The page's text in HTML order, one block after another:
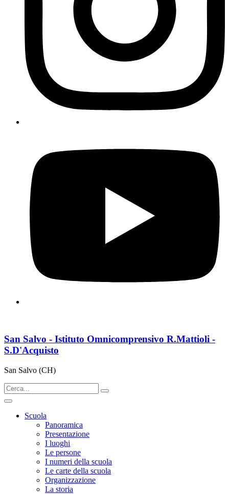
San Salvo - Istituto Omnicomprensivo R.Mattioli -
S.D'Acquisto
San Salvo (CH)
Scuola
Panoramica
Presentazione
I luoghi
Le persone
I numeri della scuola
Le carte della scuola
Organizzazione
La storia